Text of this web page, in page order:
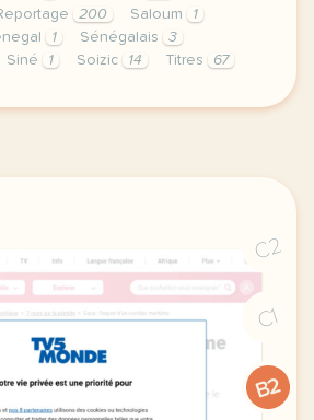
200 Saloum
1
1 Sénégalais
3
Siné 1 Soizic 14 Titres 67
accepter le respect de votre vie
C2
C1
B2